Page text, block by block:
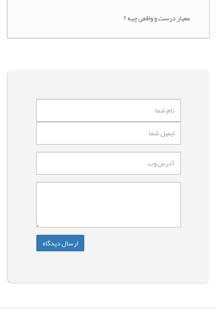
معیار درست و واقعی چیه ؟